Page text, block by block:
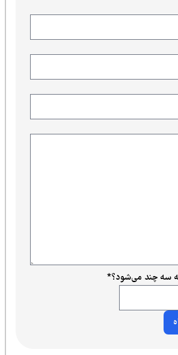
چند می‌شود؟*